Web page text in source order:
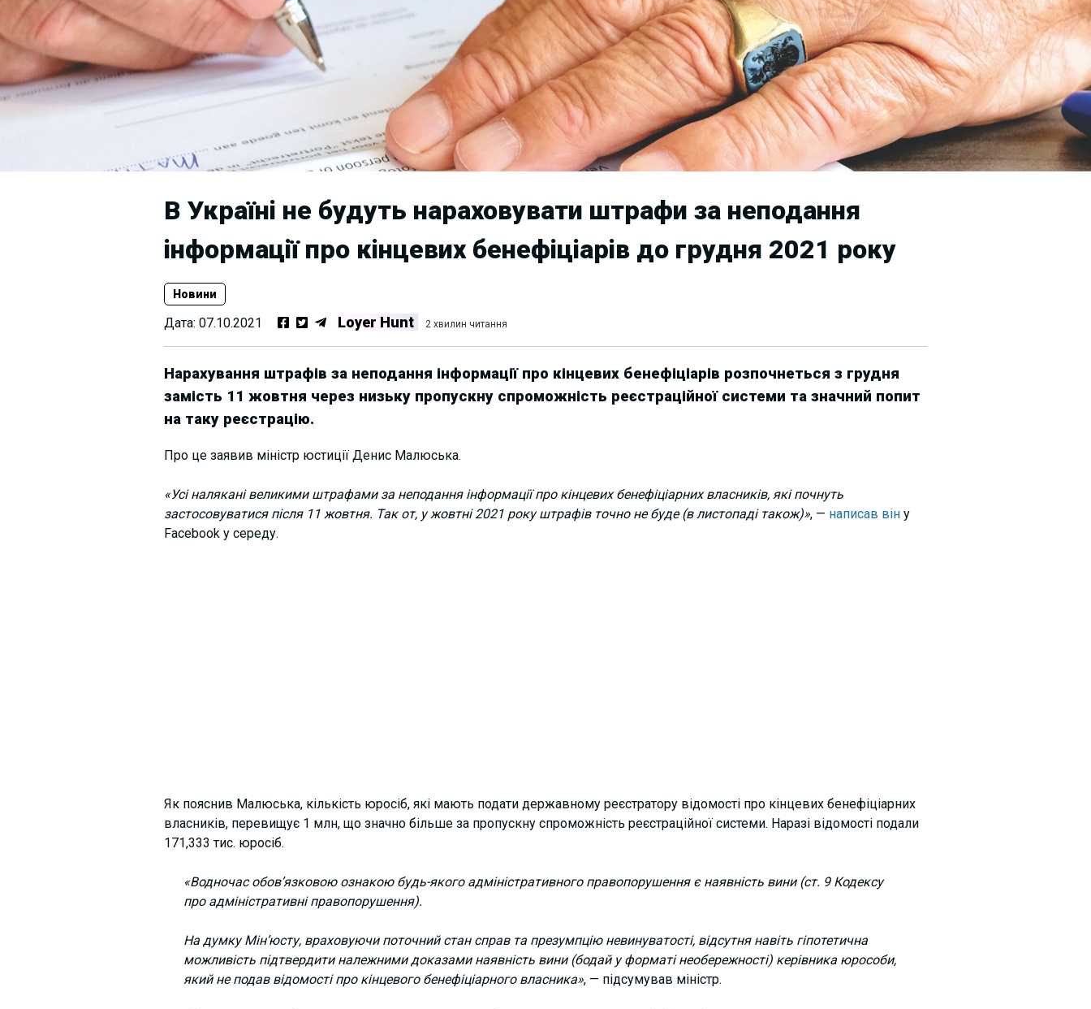
В Україні не будуть нараховувати штрафи за неподання
інформації про кінцевих бенефіціарів до грудня 2021 року
Новини
Дата: 07.10.2021 Loyer Hunt 2 хвилин читання
Нарахування штрафів за неподання інформації про кінцевих бенефіціарів розпочнеться з грудня
замість 11 жовтня через низьку пропускну спроможність реєстраційної системи та значний попит
на таку реєстрацію.
Про це заявив міністр юстиції Денис Малюська.
«Усі налякані великими штрафами за неподання інформації про кінцевих бенефіціарних власників, які почнуть
застосовуватися після 11 жовтня. Так от, у жовтні 2021 року штрафів точно не буде (в листопаді також)», — написав він у
Facebook у середу.
Як пояснив Малюська, кількість юросіб, які мають подати державному реєстратору відомості про кінцевих бенефіціарних
власників, перевищує 1 млн, що значно більше за пропускну спроможність реєстраційної системи. Наразі відомості подали
171,333 тис. юросіб.
«Водночас обов’язковою ознакою будь-якого адміністративного правопорушення є наявність вини (ст. 9 Кодексу
про адміністративні правопорушення).
На думку Мін’юсту, враховуючи поточний стан справ та презумпцію невинуватості, відсутня навіть гіпотетична
можливість підтвердити належними доказами наявність вини (бодай у форматі необережності) керівника юрособи,
який не подав відомості про кінцевого бенефіціарного власника», — підсумував міністр.